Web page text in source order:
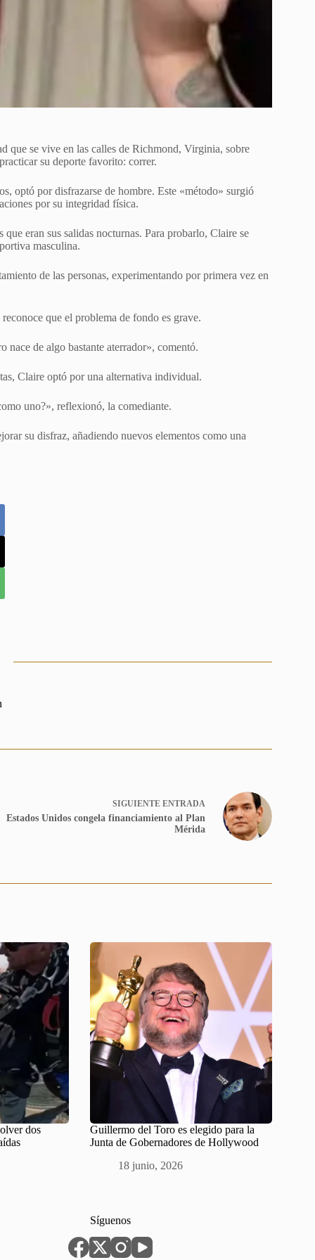
que se vive en las calles de Richmond, Virginia, sobre
su deporte favorito: correr.
optó por disfrazarse de hombre. Este «método» surgió
por su integridad física.
eran sus salidas nocturnas. Para probarlo, Claire se
masculina.
de las personas, experimentando por primera vez en
que el problema de fondo es grave.
nace de algo bastante aterrador», comentó.
Claire optó por una alternativa individual.
uno?», reflexionó, la comediante.
su disfraz, añadiendo nuevos elementos como una
SIGUIENTE ENTRADA
Estados Unidos congela financiamiento al Plan
Mérida
dos
Guillermo del Toro es elegido para la
Junta de Gobernadores de Hollywood
18 junio, 2026
Síguenos